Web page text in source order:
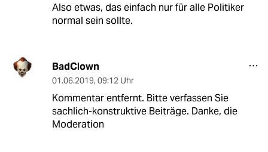
Also etwas, das einfach nur für alle Politiker
normal sein sollte.
BadClown
01.06.2019, 09:12 Uhr
Kommentar entfernt. Bitte verfassen Sie
sachlich-konstruktive Beiträge. Danke, die
Moderation